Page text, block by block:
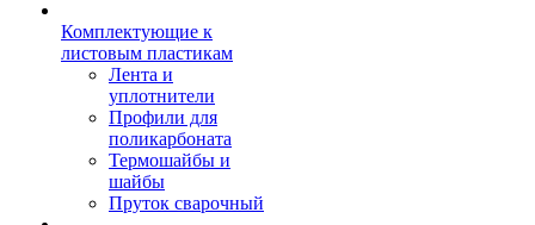
Комплектующие к
листовым пластикам
Лента и
уплотнители
Профили для
поликарбоната
Термошайбы и
шайбы
Пруток сварочный